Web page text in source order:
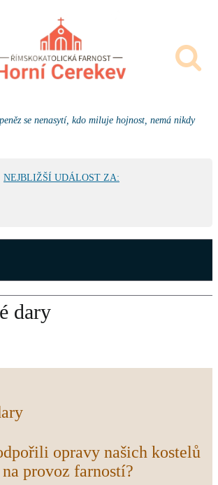
se nenasytí, kdo miluje hojnost, nemá nikdy
NEJBLIŽŠÍ UDÁLOST ZA:
dary
opravy našich kostelů
provoz farností?